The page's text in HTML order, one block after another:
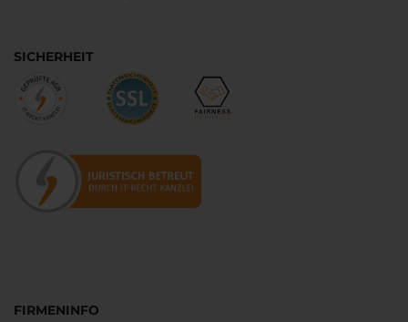
SICHERHEIT
FIRMENINFO